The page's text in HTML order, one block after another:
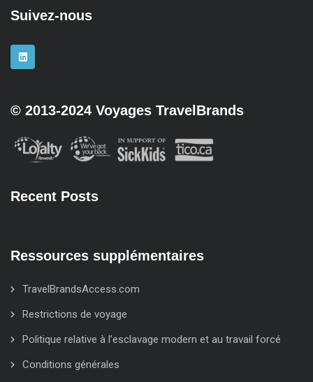
Suivez-nous
© 2013-2024 Voyages TravelBrands
Recent Posts
Ressources supplémentaires
TravelBrandsAccess.com
Restrictions de voyage
Politique relative à l’esclavage modern et au travail forcé
Conditions générales